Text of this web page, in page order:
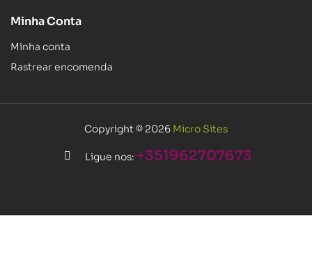
Minha Conta
Minha conta
Rastrear encomenda
Copyright © 2026 Micro Sites
Ligue nos: +351962707673